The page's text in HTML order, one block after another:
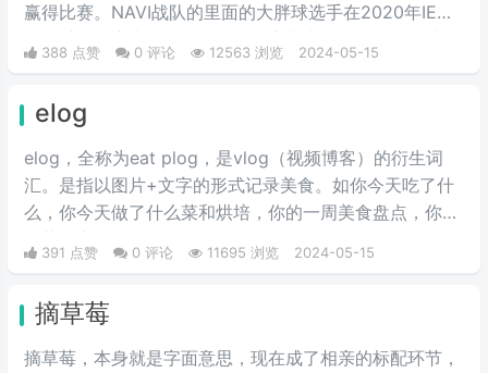
赢得比赛。NAVI战队的里面的大胖球选手在2020年IEM
带领NAVI战队战胜A队和G2，夺得冠军。
388 点赞 0 评论 12563 浏览 2024-05-15
elog
elog，全称为eat plog，是vlog（视频博客）的衍生词
汇。是指以图片+文字的形式记录美食。如你今天吃了什
么，你今天做了什么菜和烘培，你的一周美食盘点，你的
391 点赞 0 评论 11695 浏览 2024-05-15
摘草莓
摘草莓，本身就是字面意思，现在成了相亲的标配环节，